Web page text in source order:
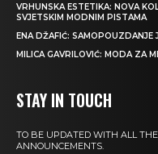
VRHUNSKA ESTETIKA: NOVA
SVJETSKIM MODNIM PISTAMA
ENA DŽAFIĆ:
MILICA GAVRILOVIĆ: MODA ZA
STAY IN TOUCH
TO BE UPDATED WITH ALL
ANNOUNCEMENTS.